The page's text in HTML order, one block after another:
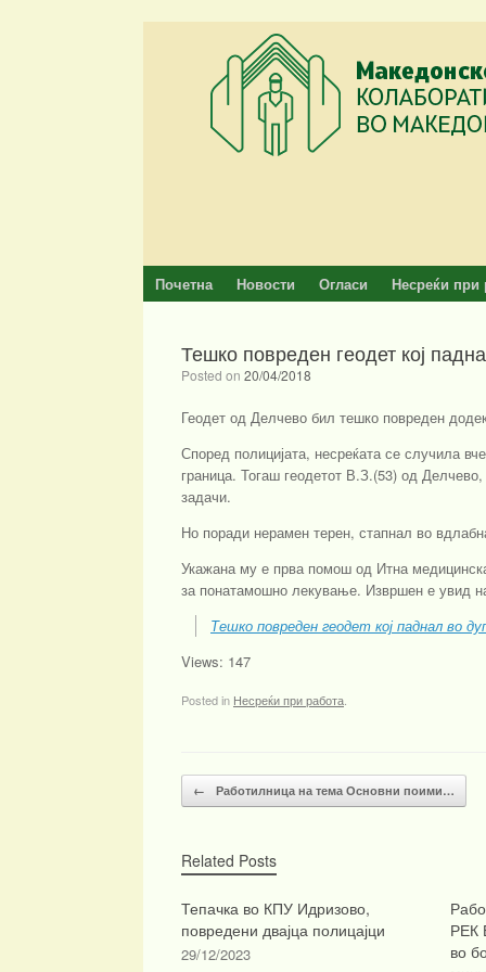
Почетна Новости Огласи Несреќи при
Тешко повреден геодет кој
Posted on 20/04/2018
Геодет од Делчево бил тешко повреден
Според полицијата, несреќата се случила
граница. Тогаш геодетот В.З.(53) од
задачи.
Но поради нерамен терен, стапнал во
Укажана му е прва помош од Итна
за понатамошно лекување. Извршен е увид
Тешко повреден геодет кој паднал во
Views: 147
Posted in Несреќи при работа
Post navigation
← Работилница на тема Основни поими…
Related Posts
Тепачка во КПУ Идризово,
повредени двајца полицајци
29/12/2023
РЕК
во